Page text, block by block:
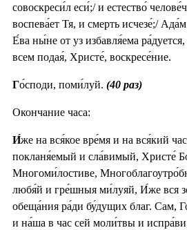
совоскреси́л еси́;/ и естество́
воспева́ет Тя, и смерть исчезе́;/
Е́ва ны́не от уз избавля́ема
всем подая́, Христе́, воскресе́ние.
Го́споди, поми́луй. (40 раз)
Окончание часа:
И́же на вся́кое вре́мя и на вся́кий
покланя́емый и сла́вимый, Христе́
Многоми́лостиве,
любя́й и гре́шныя ми́луяй, И́же вся
обеща́ния ра́ди бу́дущих благ. Сам,
и на́ша в час сей моли́твы и